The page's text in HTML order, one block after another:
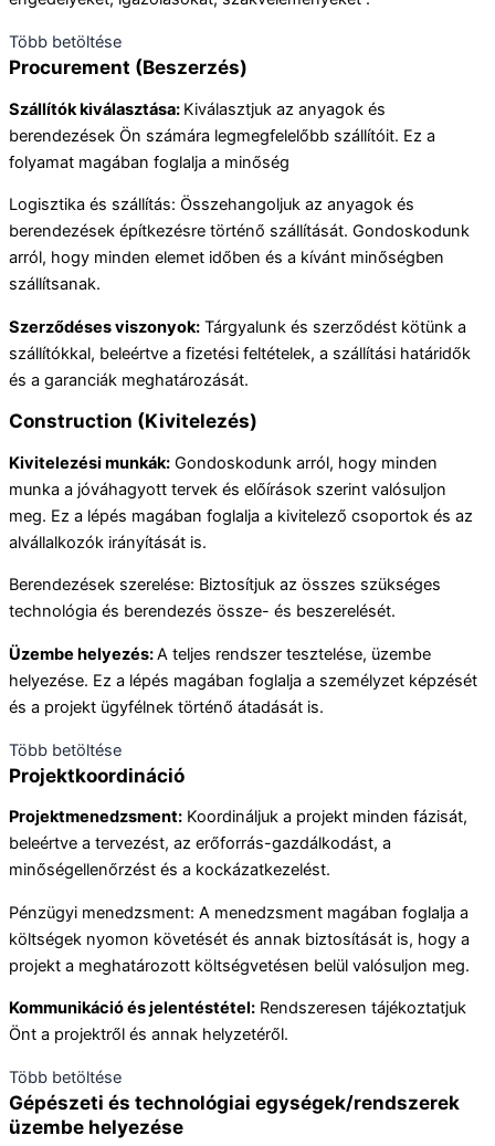
Több betöltése
Procurement (Beszerzés)
Szállítók kiválasztása: Kiválasztjuk az anyagok és
berendezések Ön számára legmegfelelőbb szállítóit. Ez a
folyamat magában foglalja a minőség
Logisztika és szállítás: Összehangoljuk az anyagok és
berendezések építkezésre történő szállítását. Gondoskodunk
arról, hogy minden elemet időben és a kívánt minőségben
szállítsanak.
Szerződéses viszonyok: Tárgyalunk és szerződést kötünk a
szállítókkal, beleértve a fizetési feltételek, a szállítási határidők
és a garanciák meghatározását.
Construction (Kivitelezés)
Kivitelezési munkák: Gondoskodunk arról, hogy minden
munka a jóváhagyott tervek és előírások szerint valósuljon
meg. Ez a lépés magában foglalja a kivitelező csoportok és az
alvállalkozók irányítását is.
Berendezések szerelése: Biztosítjuk az összes szükséges
technológia és berendezés össze- és beszerelését.
Üzembe helyezés:A teljes rendszer tesztelése, üzembe
helyezése. Ez a lépés magában foglalja a személyzet képzését
és a projekt ügyfélnek történő átadását is.
Több betöltése
Projektkoordináció
Projektmenedzsment: Koordináljuk a projekt minden fázisát,
beleértve a tervezést, az erőforrás-gazdálkodást, a
minőségellenőrzést és a kockázatkezelést.
Pénzügyi menedzsment: A menedzsment magában foglalja a
költségek nyomon követését és annak biztosítását is, hogy a
projekt a meghatározott költségvetésen belül valósuljon meg.
Kommunikáció és jelentéstétel: Rendszeresen tájékoztatjuk
Önt a projektről és annak helyzetéről.
Több betöltése
Gépészeti és technológiai egységek/rendszerek
üzembe helyezése